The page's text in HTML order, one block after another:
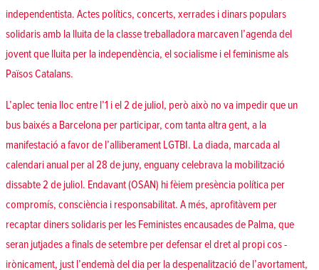
independentista. Actes polítics, concerts, xerrades i dinars populars
solidaris amb la lluita de la classe treballadora marcaven l’agenda del
jovent que lluita per la independència, el socialisme i el feminisme als
Països Catalans.
L’aplec tenia lloc entre l’1 i el 2 de juliol, però això no va impedir que un
bus baixés a Barcelona per participar, com tanta altra gent, a la
manifestació a favor de l’alliberament LGTBI. La diada, marcada al
calendari anual per al 28 de juny, enguany celebrava la mobilització
dissabte 2 de juliol. Endavant (OSAN) hi fèiem presència política per
compromís, consciència i responsabilitat. A més, aprofitàvem per
recaptardiners solidaris per les Feministes encausades de Palma, que
seran jutjades a finals de setembre per defensar el dret al propi cos -
irònicament, just l’endemà del dia per la despenalització de l’avortament,